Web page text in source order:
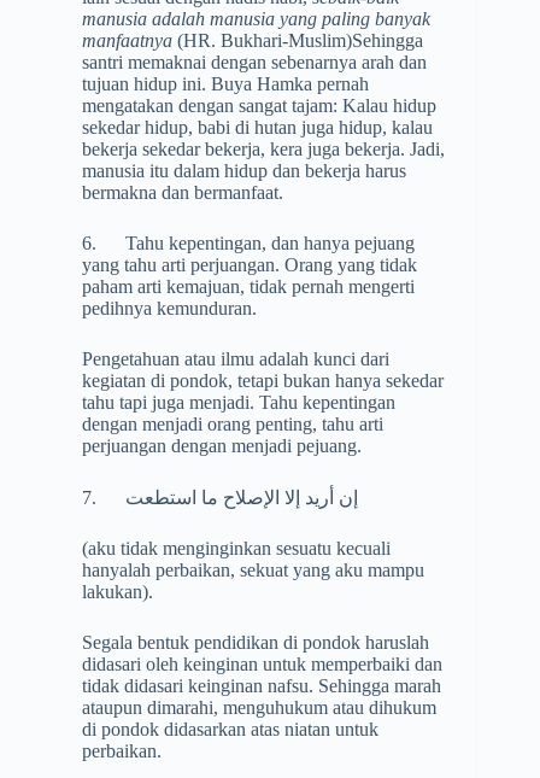
manusia adalah manusia yang paling banyak
manfaatnya (HR. Bukhari-Muslim)Sehingga
santri memaknai dengan sebenarnya arah dan
tujuan hidup ini. Buya Hamka pernah
mengatakan dengan sangat tajam: Kalau hidup
sekedar hidup, babi di hutan juga hidup, kalau
bekerja sekedar bekerja, kera juga bekerja. Jadi,
manusia itu dalam hidup dan bekerja harus
bermakna dan bermanfaat.
6. Tahu kepentingan, dan hanya pejuang
yang tahu arti perjuangan. Orang yang tidak
paham arti kemajuan, tidak pernah mengerti
pedihnya kemunduran.
Pengetahuan atau ilmu adalah kunci dari
kegiatan di pondok, tetapi bukan hanya sekedar
tahu tapi juga menjadi. Tahu kepentingan
dengan menjadi orang penting, tahu arti
perjuangan dengan menjadi pejuang.
7. إن أريد إلا الإصلاح ما استطعت
(aku tidak menginginkan sesuatu kecuali
hanyalah perbaikan, sekuat yang aku mampu
lakukan).
Segala bentuk pendidikan di pondok haruslah
didasari oleh keinginan untuk memperbaiki dan
tidak didasari keinginan nafsu. Sehingga marah
ataupun dimarahi, menguhukum atau dihukum
di pondok didasarkan atas niatan untuk
perbaikan.